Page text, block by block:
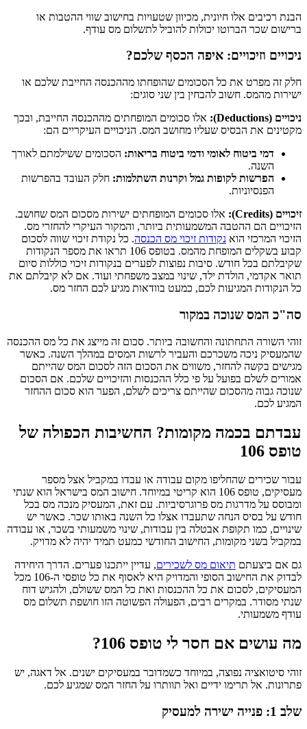
הבנת רכיבים אלו חיונית, מכיוון שטעויות בחישוב שווי ההטבות או
ברישום שכר הברוטו יכולות להוביל לתשלום מס עודף.
ניכויים וזיכויים: איפה הכסף שלכם?
חלק זה מפרט את כל הסכומים שהופחתו מההכנסה החייבת שלכם או
ישירות מהמס. חשוב להבחין בין שני סוגים:
ניכויים (Deductions):
אלו סכומים המופחתים מההכנסה החייבת, ובכך
מקטינים את הבסיס שעליו מחושב המס. הניכויים העיקריים הם:
דמי ביטוח לאומי ודמי ביטוח בריאות: הסכומים ששילמתם לאורך
השנה.
הפרשות לקופות גמל וקרנות השתלמות: חלק העובד בהפרשות
הפנסיוניות.
זיכויים (Credits):
אלו סכומים המופחתים ישירות מסכום המס שחושב.
הזיכויים הם ההטבה המשמעותית ביותר, והמקור העיקרי להחזרי מס.
הזיכוי המרכזי הוא נקודות זיכוי מס הכנסה. כל נקודת זיכוי שווה לסכום
קבוע בשקלים המופחת מהמס. בטופס 106 תראו את מספר הנקודות
שקיבלתם בכל חודש. סיבות נפוצות לפערים בנקודות זיכוי כוללות סיום
תואר אקדמי, הולדת ילד, שינוי במצב משפחתי ועוד. אם לא קיבלתם את
כל הנקודות המגיעות לכם, כמעט בוודאות מגיע לכם החזר מס.
סה"כ המס שנוכה במקור
זוהי השורה התחתונה והחשובה ביותר. סכום זה מייצג את כל מס ההכנסה
שהמעסיק ניכה משכרכם והעביר לרשות המסים במהלך השנה. כאשר
מגישים בקשה להחזר, משווים את הסכום הזה לסכום המס שהייתם
אמורים לשלם בפועל על פי כלל ההכנסות והזיכויים שלכם. אם הסכום
שנוכה גבוה מהסכום שהייתם צריכים לשלם, הפער הוא סכום ההחזר
המגיע לכם.
עבדתם בכמה מקומות? החשיבות הכפולה של
טופס 106
עבור שכירים שהחליפו מקום עבודה או עבדו במקביל אצל מספר
מעסיקים, טופס 106 הוא קריטי במיוחד. חישוב המס בישראל הוא שנתי
ומבוסס על מדרגות מס פרוגרסיביות. עם זאת, המעסיק מנכה מס בכל
חודש על בסיס הנחה שתעבדו אצלו כל השנה באותו שכר. כאשר יש
שינויים, כמו תקופת אבטלה בין עבודות, שינוי משמעותי בשכר, או עבודה
במקביל בשני מקומות, החישוב החודשי כמעט תמיד יהיה לא מדויק.
גם אם ביצעתם תיאום מס לשכירים, עדיין ייתכנו פערים. הדרך היחידה
לבדוק את החישוב הסופי והמדויק היא לאסוף את כל טופסי ה-106 מכל
המעסיקים, לסכום את כל ההכנסות ואת כל המס ששולם, ולהגיש דוח
שנתי מסודר. במקרים רבים, הפעולה הפשוטה הזו חושפת תשלום מס
עודף משמעותי.
מה עושים אם חסר לי טופס 106?
זוהי סיטואציה נפוצה, במיוחד כשמדובר במעסיקים ישנים. אל דאגה, יש
פתרונות. אל תרימו ידיים ואל תוותרו על החזר המס שמגיע לכם.
שלב 1: פנייה ישירה למעסיק